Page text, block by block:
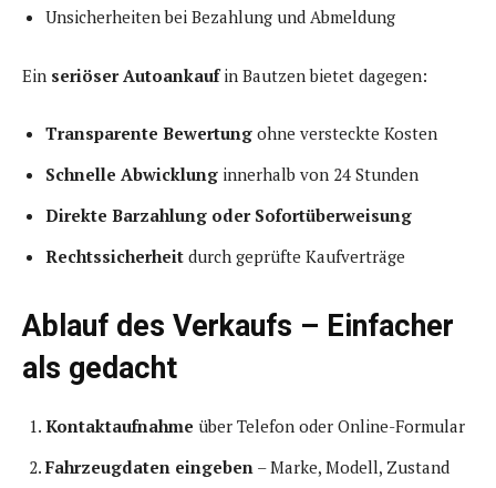
Unsicherheiten bei Bezahlung und Abmeldung
Ein seriöser Autoankaufin Bautzen bietet dagegen:
Transparente Bewertung ohne versteckte Kosten
Schnelle Abwicklung innerhalb von 24 Stunden
Direkte Barzahlung oder Sofortüberweisung
Rechtssicherheit durch geprüfte Kaufverträge
Ablauf des Verkaufs – Einfacher
als gedacht
Kontaktaufnahme über Telefon oder Online-Formular
Fahrzeugdaten eingeben – Marke, Modell, Zustand